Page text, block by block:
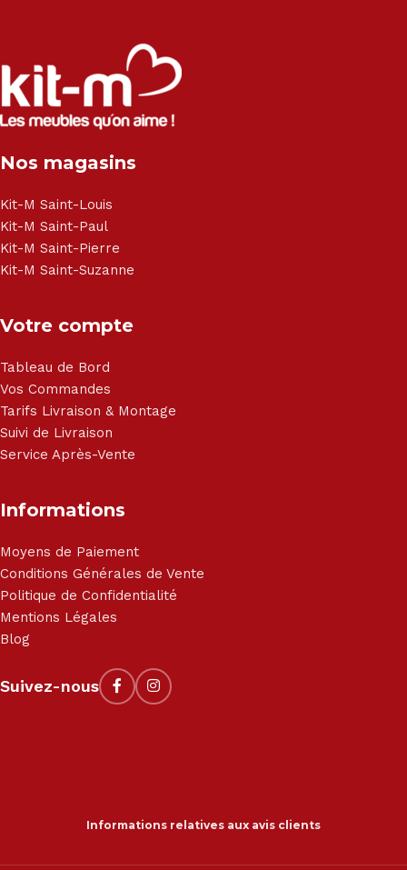
Nos magasins
Kit-M Saint-Louis
Kit-M Saint-Paul
Kit-M Saint-Pierre
Kit-M Saint-Suzanne
Votre compte
Tableau de Bord
Vos Commandes
Tarifs Livraison & Montage
Suivi de Livraison
Service Après-Vente
Informations
Moyens de Paiement
Conditions Générales de Vente
Politique de Confidentialité
Mentions Légales
Blog
Suivez-nous
Informations relatives aux avis clients